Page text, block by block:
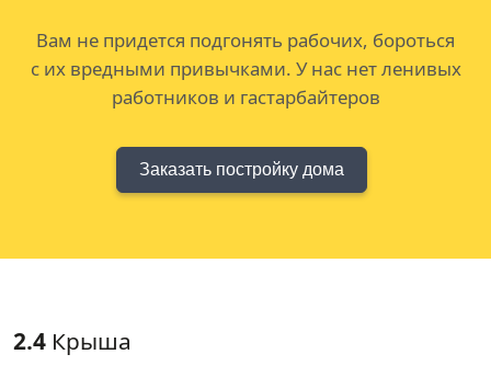
Вам не придется подгонять рабочих, бороться
с их вредными привычками. У нас нет ленивых
работников и гастарбайтеров
Заказать постройку дома
2.4 Крыша